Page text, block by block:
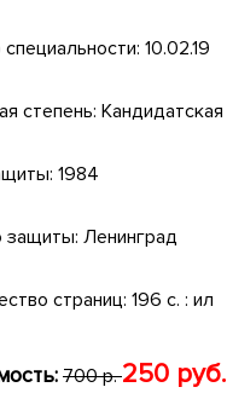
10.02.19
степень: Кандидатская
1984
защиты: Ленинград
страниц: 196 c. : ил
700 р.250 руб.